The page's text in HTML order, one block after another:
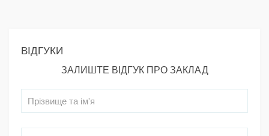
ВІДГУКИ
ЗАЛИШТЕ ВІДГУК ПРО ЗАКЛАД